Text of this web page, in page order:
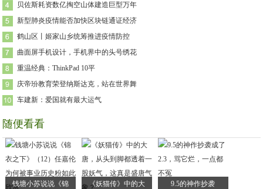
贝佐斯耗资数亿掏空山体建造巨型万年
新型肺炎疫情能否加快区块链通证经济
鹤山区丨姬家山乡统筹推进疫情防控
曲面屏手机设计，手机界中的头号绣花
重温经典：ThinkPad 10平
庆帝玢教育荣登纳斯达克，站在世界舞
车建新：爱国就有最大运气
随便看看
钱塘小苏说说《锦 《妖猫传》中的大 9.5的神作抄袭